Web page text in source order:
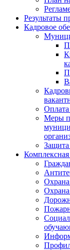
Результаты
Кадровое
Оплата
Меры
Защита
Комплексная
Охрана